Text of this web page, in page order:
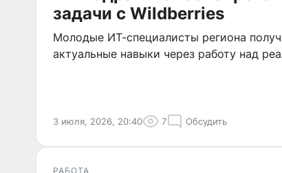
задачи с Wildberries
Молодые ИТ-специалисты региона
актуальные навыки через работу над
3 июля, 2026, 20:40 7 Обсудить
РАБОТА